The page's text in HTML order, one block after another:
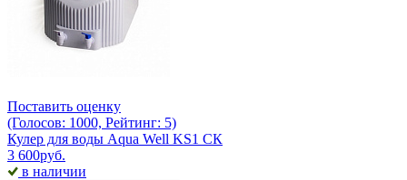
Поставить оценку
(Голосов: 1000, Рейтинг: 5)
Кулер для воды Aqua Well KS1 СК
3 600руб.
в наличии